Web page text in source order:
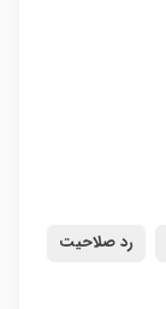
رد صلاحیت